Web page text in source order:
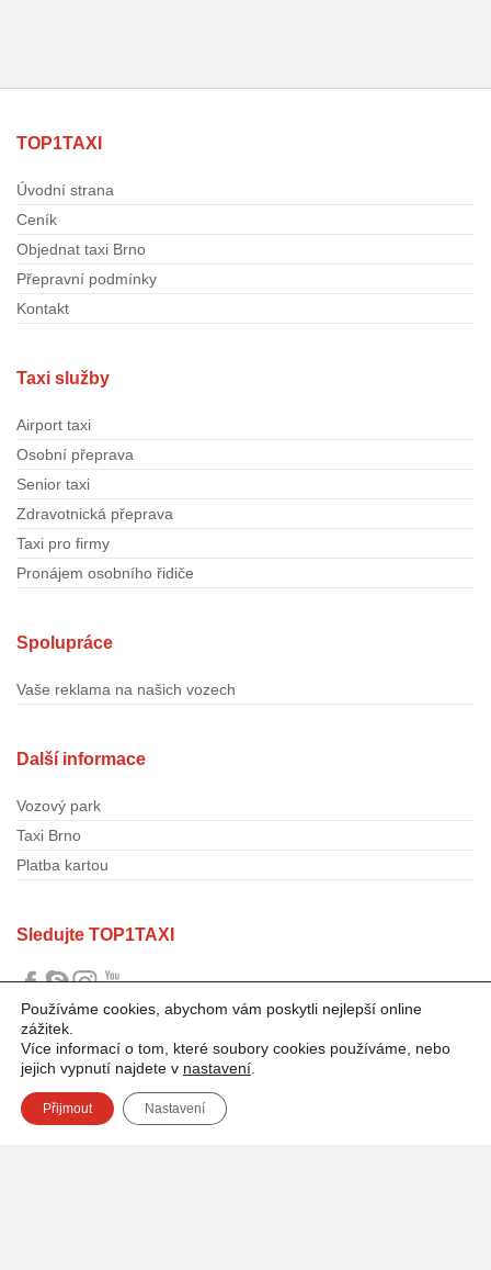
TOP1TAXI
Úvodní strana
Ceník
Objednat taxi Brno
Přepravní podmínky
Kontakt
Taxi služby
Airport taxi
Osobní přeprava
Senior taxi
Zdravotnická přeprava
Taxi pro firmy
Pronájem osobního řidiče
Spolupráce
Vaše reklama na našich vozech
Další informace
Vozový park
Taxi Brno
Platba kartou
Sledujte TOP1TAXI
Používáme cookies, abychom vám poskytli nejlepší online
zážitek.
Více informací o tom, které soubory cookies používáme, nebo
jejich vypnutí najdete v nastavení
Přijmout Nastavení